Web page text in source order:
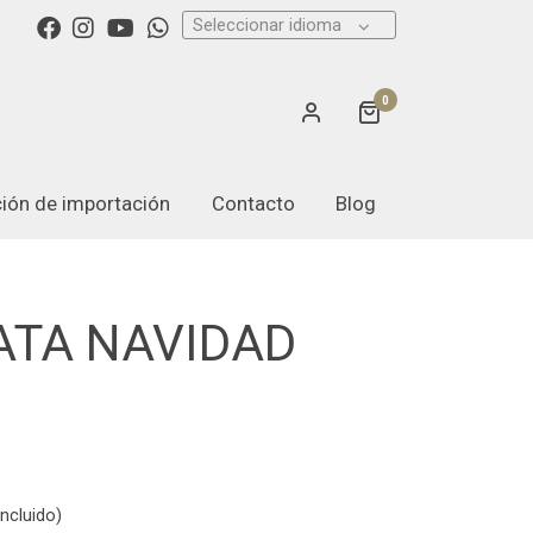
Seleccionar idioma
0
de importación Contacto
Blog
NAVIDAD